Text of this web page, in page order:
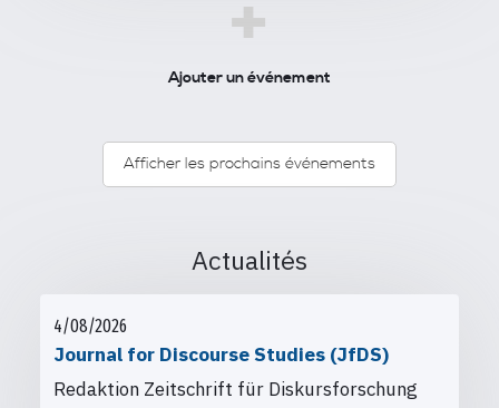
+
Ajouter un événement
Afficher les prochains événements
Actualités
4/08/2026
Journal for Discourse Studies (JfDS)
Redaktion Zeitschrift für Diskursforschung